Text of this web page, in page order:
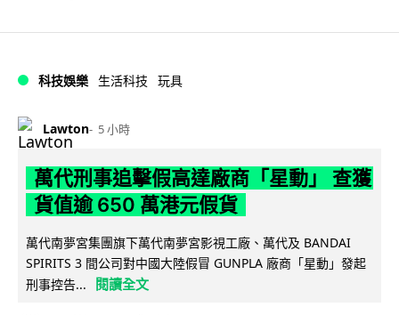
科技娛樂 生活科技 玩具
Lawton 5 小時
萬代刑事追擊假高達廠商「星動」 查獲
貨值逾 650 萬港元假貨
萬代南夢宮集團旗下萬代南夢宮影視工廠、萬代及 BANDAI
SPIRITS 3 間公司對中國大陸假冒 GUNPLA 廠商「星動」發起
刑事控告...
閱讀全文